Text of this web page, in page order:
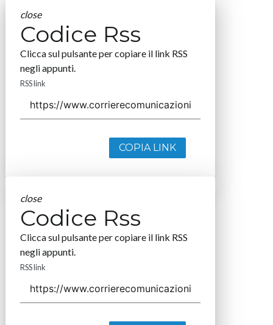
close
Codice Rss
Clicca sul pulsante per copiare il link RSS
negli appunti.
RSS link
COPIA LINK
close
Codice Rss
Clicca sul pulsante per copiare il link RSS
negli appunti.
RSS link